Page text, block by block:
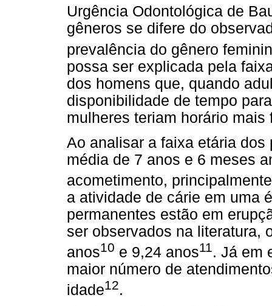
Urgência Odontológica de
gêneros se difere do
prevalência do gênero
possa ser explicada pela
dos homens que, quando
disponibilidade de tempo
mulheres teriam horário mais
Ao analisar a faixa etária
média de 7 anos e 6 meses
acometimento,
a atividade de cárie em uma
permanentes estão em
ser observados na literatura,
anos10 e 9,24 anos11. Já em
maior número de
idade12.